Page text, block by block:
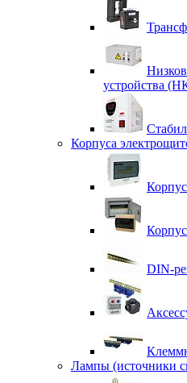
устройства
Корпуса
DIN-
Лампы (источники